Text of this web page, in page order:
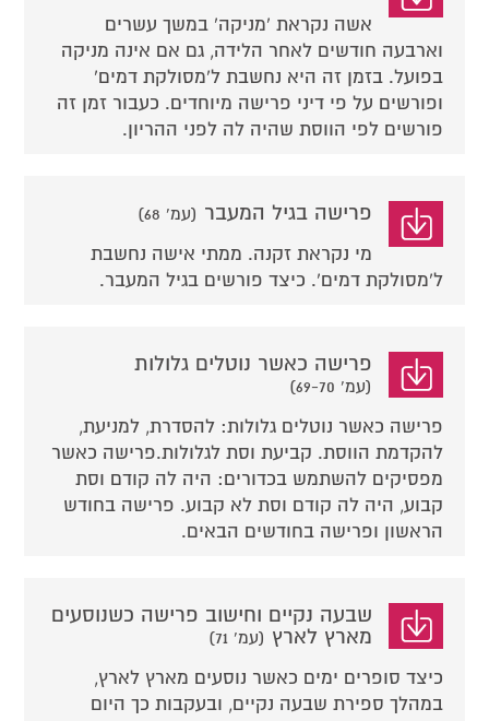
אשה נקראת 'מניקה' במשך עשרים
וארבעה חודשים לאחר הלידה, גם אם אינה מניקה
בפועל. בזמן זה היא נחשבת ל'מסולקת דמים'
ופורשים על פי דיני פרישה מיוחדים. כעבור זמן זה
פורשים לפי הווסת שהיה לה לפני ההריון.
פרישה בגיל המעבר (עמ' 68)
מי נקראת זקנה. ממתי אישה נחשבת
ל'מסולקת דמים'. כיצד פורשים בגיל המעבר.
פרישה כאשר נוטלים גלולות
(עמ' 69-70)
פרישה כאשר נוטלים גלולות: להסדרת, למניעת,
להקדמת הווסת. קביעת וסת לגלולות.פרישה כאשר
מפסיקים להשתמש בכדורים: היה לה קודם וסת
קבוע, היה לה קודם וסת לא קבוע. פרישה בחודש
הראשון ופרישה בחודשים הבאים.
שבעה נקיים וחישוב פרישה כשנוסעים
מארץ לארץ (עמ' 71)
כיצד סופרים ימים כאשר נוסעים מארץ לארץ,
במהלך ספירת שבעה נקיים, ובעקבות כך היום